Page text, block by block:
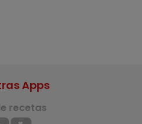
Apps
recetas